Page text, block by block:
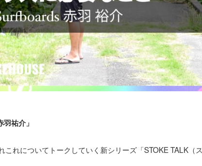
祐介」
れについてトークしていく新シリーズ「STOKE TALK（